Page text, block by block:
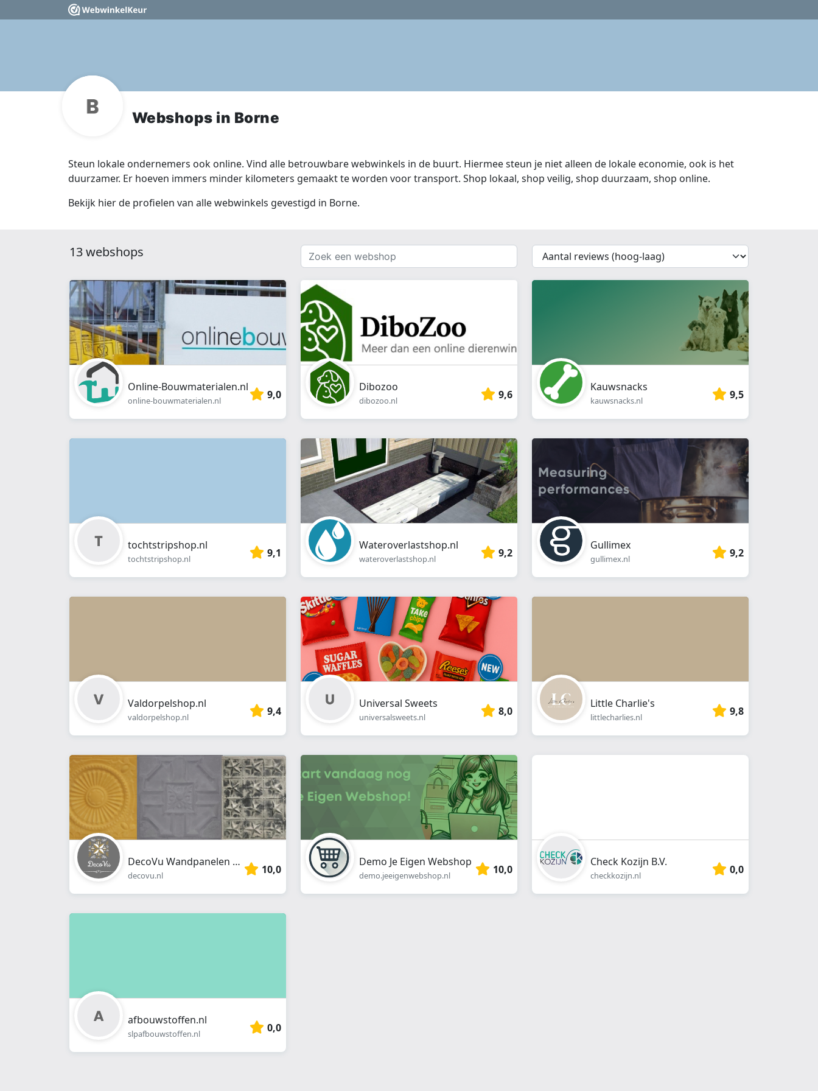
Webshops in Borne
Steun lokale ondernemers ook online. Vind alle betrouwbare webwinkels in de buurt. Hiermee steun je niet alleen de lokale economie, ook is het
duurzamer. Er hoeven immers minder kilometers gemaakt te worden voor transport. Shop lokaal, shop veilig, shop duurzaam, shop online.
Bekijk hier de profielen van alle webwinkels gevestigd in Borne.
13 webshops
Zoek
een
webshop
{{
__('Sort')
}}
Online-Bouwmaterialen.nl
online-bouwmaterialen.nl 9,0
Dibozoo
dibozoo.nl 9,6
Kauwsnacks
kauwsnacks.nl 9,5
tochtstripshop.nl
tochtstripshop.nl 9,1
Wateroverlastshop.nl
wateroverlastshop.nl 9,2
Gullimex
gullimex.nl 9,2
Valdorpelshop.nl
valdorpelshop.nl 9,4
Universal Sweets
universalsweets.nl 8,0
Little Charlie's
littlecharlies.nl 9,8
DecoVu Wandpanelen en Woondecoratie
decovu.nl 10,0
Demo Je Eigen Webshop
demo.jeeigenwebshop.nl 10,0
Check Kozijn B.V.
checkkozijn.nl 0,0
afbouwstoffen.nl
slpafbouwstoffen.nl 0,0